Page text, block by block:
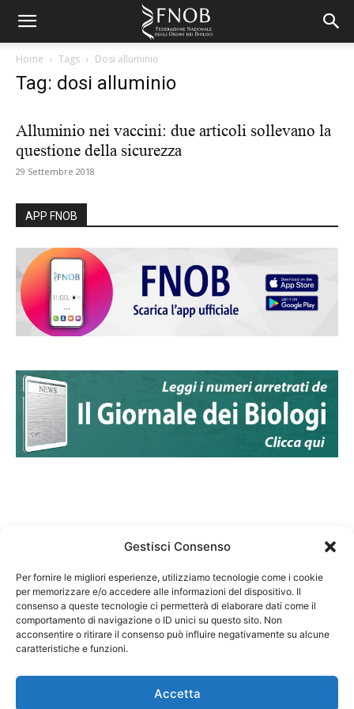
Gestisci Consenso
Per fornire le migliori esperienze, utilizziamo tecnologie come i cookie
per memorizzare e/o accedere alle informazioni del dispositivo. Il
consenso a queste tecnologie ci permetterà di elaborare dati come il
comportamento di navigazione o ID unici su questo sito. Non
acconsentire o ritirare il consenso può influire negativamente su alcune
caratteristiche e funzioni.
Accetta
Home Tags Dosi alluminio
Tag: dosi alluminio
Alluminio nei vaccini: due articoli sollevano la
questione della sicurezza
29 Settembre 2018
APP FNOB
Federazione Nazionale Degli Ordini dei Biologi:
codice fiscale 80069130583
Responsabile sito internet www.fnob.it: Vincenzo